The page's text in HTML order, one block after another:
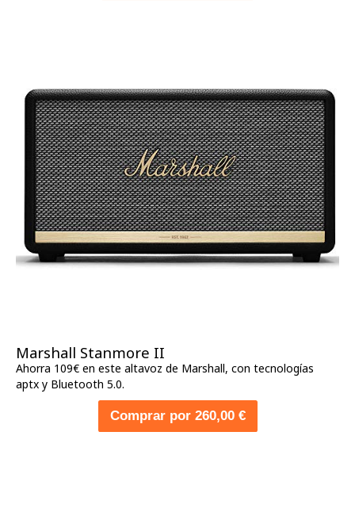
Marshall Stanmore II
Ahorra 109€ en este altavoz de Marshall, con tecnologías
aptx y Bluetooth 5.0.
Comprar por 260,00 €